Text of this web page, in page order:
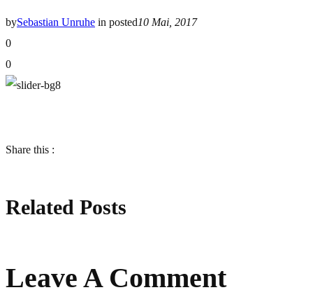
bySebastian Unruhe in posted10 Mai, 2017
0
0
Share this :
Related Posts
Leave A Comment